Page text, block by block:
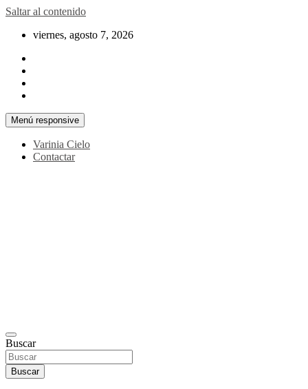
Saltar al contenido
viernes, agosto 7, 2026
Menú responsive
Varinia Cielo
Contactar
Buscar
Buscar